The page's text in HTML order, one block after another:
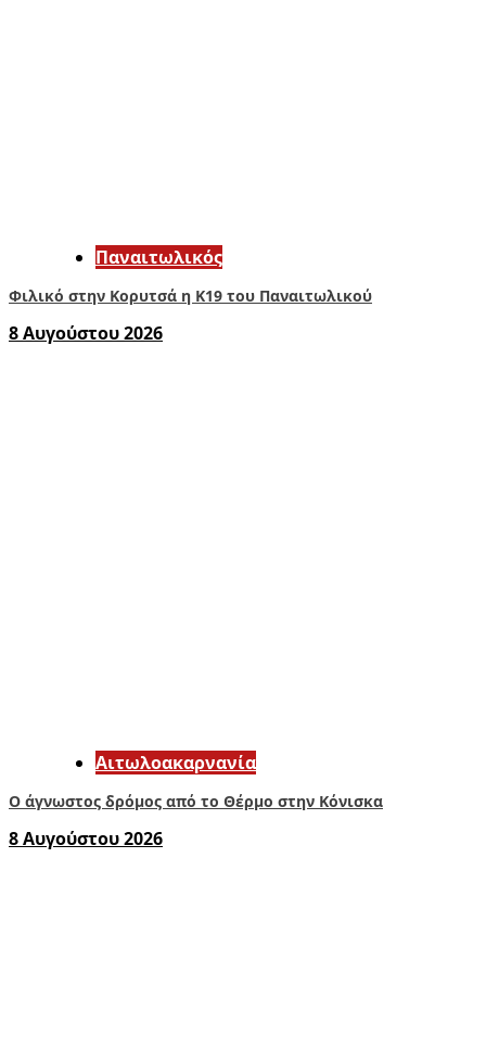
Παναιτωλικός
Φιλικό στην Κορυτσά η Κ19 του Παναιτωλικού
8 Αυγούστου 2026
Αιτωλοακαρνανία
Ο άγνωστος δρόμος από το Θέρμο στην Κόνισκα
8 Αυγούστου 2026